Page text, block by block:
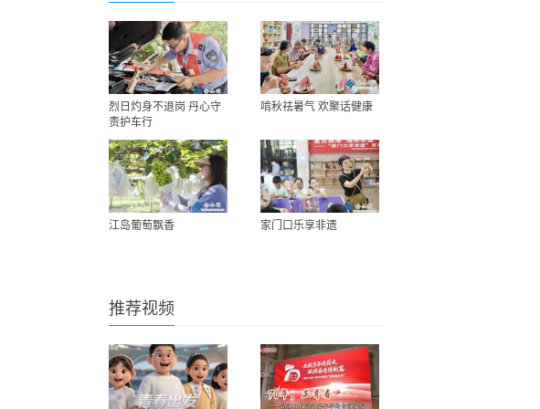
烈日灼身不退岗 丹心守
责护车行
啃秋祛暑气 欢聚话健康
江岛葡萄飘香 家门口乐享非遗
推荐视频